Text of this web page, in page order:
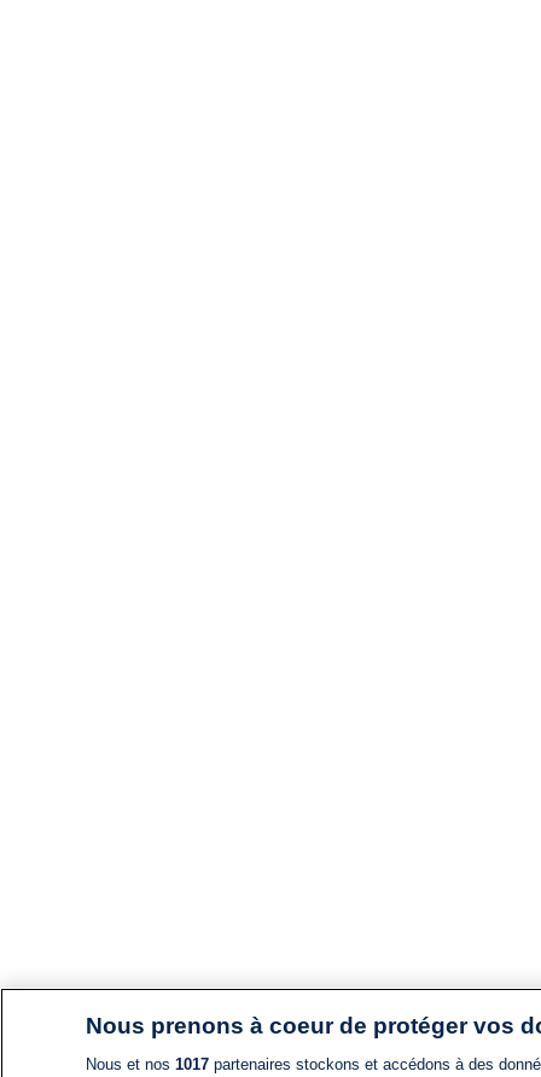
Nous prenons à coeur de protéger vos
Nous et nos 1017partenaires stockons et accédons à des